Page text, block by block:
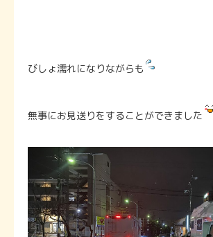
びしょ濡れになりながらも
無事にお見送りをすることができました